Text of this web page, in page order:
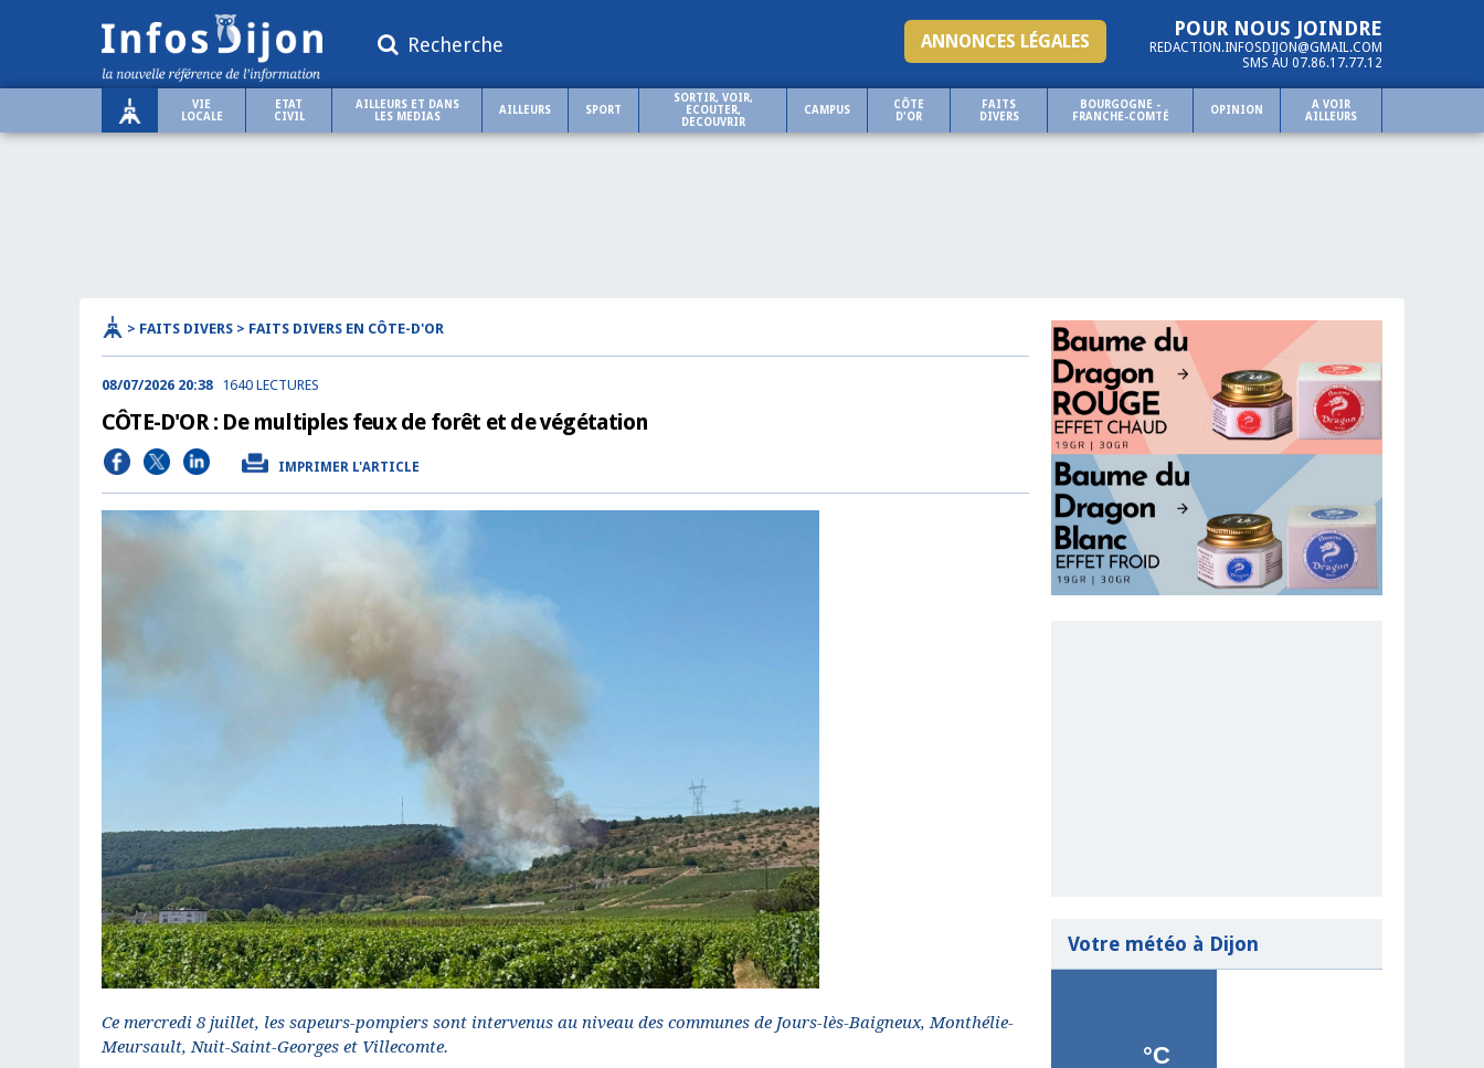
Recherche
POUR NOUS JOINDRE
REDACTION.INFOSDIJON@GMAIL.COM
SMS AU 07.86.17.77.12
ANNONCES LÉGALES
VIE
LOCALE
ETAT
CIVIL
AILLEURS ET DANS
LES MEDIAS
AILLEURS SPORT
SORTIR, VOIR,
ECOUTER,
DECOUVRIR
CAMPUS
CÔTE
D'OR
FAITS
DIVERS
BOURGOGNE -
FRANCHE-COMTÉ
OPINION
A VOIR
AILLEURS
> FAITS DIVERS > FAITS DIVERS EN CÔTE-D'OR
08/07/2026 20:38 1640 LECTURES
CÔTE-D'OR : De multiples feux de forêt et de végétation
IMPRIMER L'ARTICLE
Ce mercredi 8 juillet, les sapeurs-pompiers sont intervenus au niveau des communes de Jours-lès-Baigneux, Monthélie-
Meursault, Nuit-Saint-Georges et Villecomte.
Votre météo à Dijon